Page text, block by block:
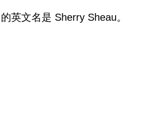
英文名是 Sherry Sheau。